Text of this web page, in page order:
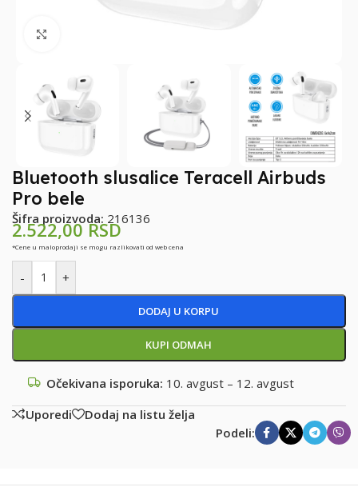
Bluetooth slusalice Teracell Airbuds
Pro bele
Šifra proizvoda: 216136
2.522,00RSD
*Cene u maloprodaji se mogu razlikovati od web cena
- +
DODAJ U KORPU
KUPI ODMAH
Očekivana isporuka: 10. avgust – 12. avgust
Uporedi
Dodaj na listu želja
Podeli: